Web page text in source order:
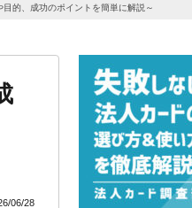
起業ノウハウ
社長ブログ
スタッフブログ 会社概要
アクセス
的、成功のポイントを簡単に解説～
06/28